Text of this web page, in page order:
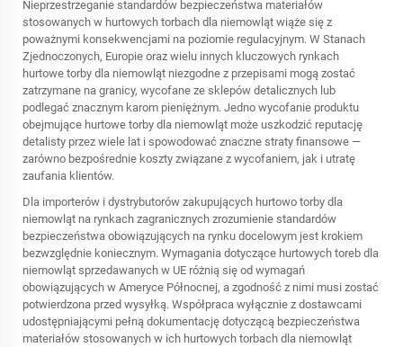
Nieprzestrzeganie standardów bezpieczeństwa materiałów
stosowanych w hurtowych torbach dla niemowląt wiąże się z
poważnymi konsekwencjami na poziomie regulacyjnym. W Stanach
Zjednoczonych, Europie oraz wielu innych kluczowych rynkach
hurtowe torby dla niemowląt niezgodne z przepisami mogą zostać
zatrzymane na granicy, wycofane ze sklepów detalicznych lub
podlegać znacznym karom pieniężnym. Jedno wycofanie produktu
obejmujące hurtowe torby dla niemowląt może uszkodzić reputację
detalisty przez wiele lat i spowodować znaczne straty finansowe —
zarówno bezpośrednie koszty związane z wycofaniem, jak i utratę
zaufania klientów.
Dla importerów i dystrybutorów zakupujących hurtowo torby dla
niemowląt na rynkach zagranicznych zrozumienie standardów
bezpieczeństwa obowiązujących na rynku docelowym jest krokiem
bezwzględnie koniecznym. Wymagania dotyczące hurtowych toreb dla
niemowląt sprzedawanych w UE różnią się od wymagań
obowiązujących w Ameryce Północnej, a zgodność z nimi musi zostać
potwierdzona przed wysyłką. Współpraca wyłącznie z dostawcami
udostępniającymi pełną dokumentację dotyczącą bezpieczeństwa
materiałów stosowanych w ich hurtowych torbach dla niemowląt